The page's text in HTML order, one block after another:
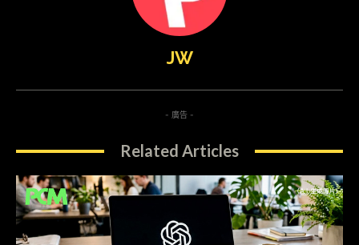
JW
- 廣告 -
Related Articles